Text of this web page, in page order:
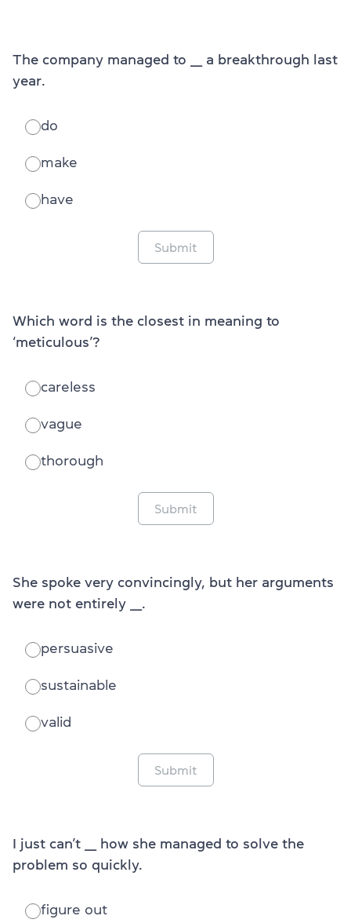
The company managed to ___ a breakthrough last
year.
do
make
have
Submit
Which word is the closest in meaning to
‘meticulous’?
careless
vague
thorough
Submit
She spoke very convincingly, but her arguments
were not entirely ___.
persuasive
sustainable
valid
Submit
I just can’t ___ how she managed to solve the
problem so quickly.
figure out